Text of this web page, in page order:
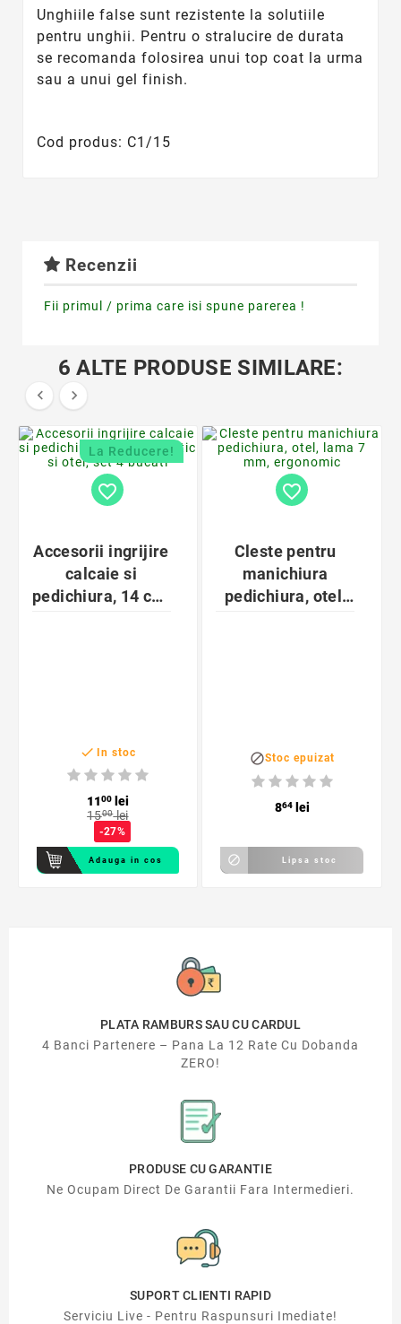
Unghiile false sunt rezistente la solutiile
pentru unghii. Pentru o stralucire de durata
se recomanda folosirea unui top coat la urma
sau a unui gel finish.
Cod produs: C1/15
Recenzii
Fii primul / prima care isi spune parerea !
6 ALTE PRODUSE SIMILARE:
 
La Reducere!
favorite_border
Accesorii ingrijire
calcaie si
pedichiura, 14 cm,
 In stoc
1100lei
1500lei
-27%
Adauga in cos
favorite_border
Cleste pentru
manichiura
pedichiura, otel,
Stoc epuizat
864lei
 Lipsa stoc
PLATA RAMBURS SAU CU CARDUL
4 Banci Partenere – Pana La 12 Rate Cu Dobanda
ZERO!
PRODUSE CU GARANTIE
Ne Ocupam Direct De Garantii Fara Intermedieri.
SUPORT CLIENTI RAPID
Serviciu Live - Pentru Raspunsuri Imediate!